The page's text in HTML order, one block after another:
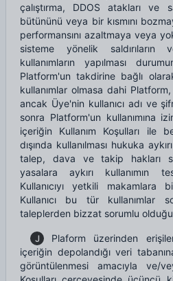
çalıştırma, DDOS atakları ve
bütününü veya bir kısmını
performansını azaltmaya veya
sisteme yönelik
kullanımların yapılması
Platform'un takdirine bağlı
kullanımlar olmasa dahi
ancak Üye'nin kullanıcı adı ve
sonra Platform'un kullanımına
içeriğin Kullanım Koşulları ile
dışında kullanılması hukuka
talep, dava ve takip hakları
yasalara aykırı kullanımın
Kullanıcıyı yetkili makamlara
Kullanıcı bu tür kullanımlar
taleplerden bizzat sorumlu
J
Plaform üzerinden
içeriğin depolandığı veri
görüntülenmesi amacıyla ve/